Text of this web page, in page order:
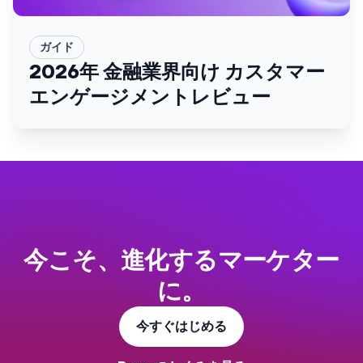
ガイド
2026年 金融業界向け カスタマー
エンゲージメントレビュー
今こそ、進化するマーケター
に。
今すぐはじめる